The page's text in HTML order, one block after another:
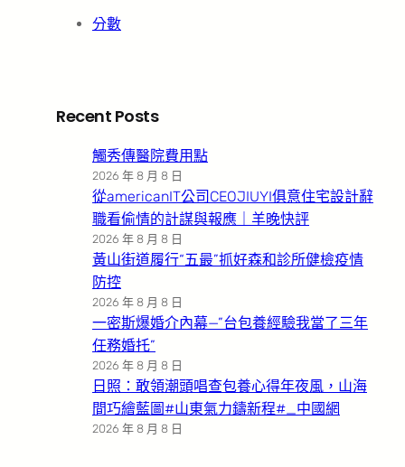
分數
Recent Posts
觸秀傳醫院費用點
2026 年 8 月 8 日
從americanIT公司CEOJIUYI俱意住宅設計辭
職看偷情的計謀與報應｜羊晚快評
2026 年 8 月 8 日
黃山街道履行“五最”抓好森和診所健檢疫情
防控
2026 年 8 月 8 日
一密斯爆婚介內幕—”台包養經驗我當了三年
任務婚托”
2026 年 8 月 8 日
日照：敢領潮頭唱查包養心得年夜風，山海
間巧繪藍圖#山東氣力鑄新程#_中國網
2026 年 8 月 8 日